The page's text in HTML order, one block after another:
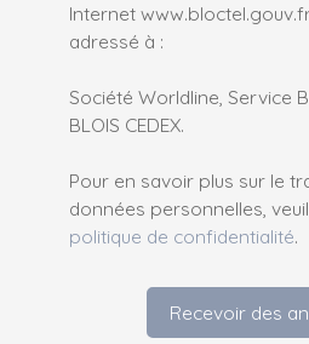
Internet
adressé à :
Société Worldline, Service
BLOIS CEDEX.
Pour en savoir plus sur le
données personnelles,
politique de confidentialité.
Recevoir des